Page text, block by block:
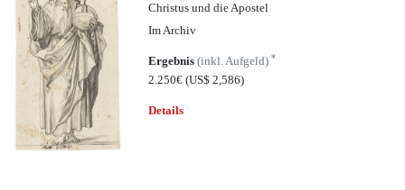
Christus und die Apostel
Im Archiv
Ergebnis(inkl. Aufgeld)*
2.250€(US$ 2,586)
Details